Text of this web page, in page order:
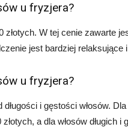
u fryzjera?
W tej cenie zawarte
jest bardziej relaksujące
u fryzjera?
i gęstości włosów.
a dla włosów długich i